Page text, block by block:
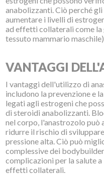
anabolizzanti. Ciò perché
aumentare i livelli di
ad effetti collaterali come
tessuto mammario
VANTAGGI
I vantaggi dell'utilizzo di
includono la prevenzione e
legati agli estrogeni che
di steroidi anabolizzanti.
nel corpo, l'anastrozolo può
ridurre il rischio di
pressione alta. Ciò può
complessive dei
complicazioni per la salute
effetti collaterali.